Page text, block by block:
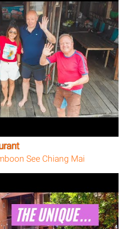
See Chiang Mai